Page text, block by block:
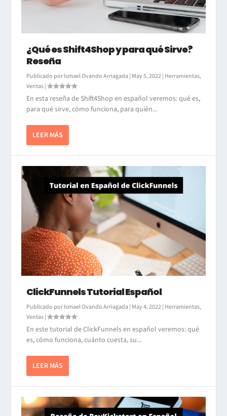
¿Qué es Shift4Shop y para qué Sirve?
Reseña
Publicado porIsmael Ovando Arriagada| May 5, 2022| Herramientas,
Ventas|
En esta reseña de Shift4Shop en español veremos: qué es,
para qué sirve, cómo funciona, para quién...
LEER MÁS
ClickFunnels Tutorial Español
Publicado porIsmael Ovando Arriagada| May 4, 2022| Herramientas,
Ventas|
En este tutorial de ClickFunnels en español veremos: qué
es, cómo funciona, cuánto cuesta, su...
LEER MÁS